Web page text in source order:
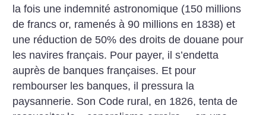
la fois une indemnité astronomique (150 millions
de francs or, ramenés à 90 millions en 1838) et
une réduction de 50% des droits de douane pour
les navires français. Pour payer, il s’endetta
auprès de banques françaises. Et pour
rembourser les banques, il pressura la
paysannerie. Son Code rural, en 1826, tenta de